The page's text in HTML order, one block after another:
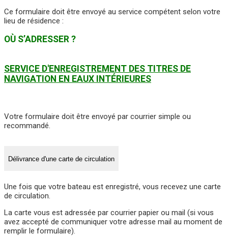
Ce formulaire doit être envoyé au service compétent selon votre
lieu de résidence :
OÙ S’ADRESSER ?
SERVICE D'ENREGISTREMENT DES TITRES DE
NAVIGATION EN EAUX INTÉRIEURES
Votre formulaire doit être envoyé par courrier simple ou
recommandé.
Délivrance d'une carte de circulation
Une fois que votre bateau est enregistré, vous recevez une carte
de circulation.
La carte vous est adressée par courrier papier ou mail (si vous
avez accepté de communiquer votre adresse mail au moment de
remplir le formulaire).